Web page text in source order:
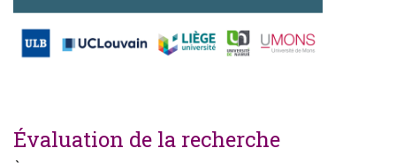
Évaluation de la recherche